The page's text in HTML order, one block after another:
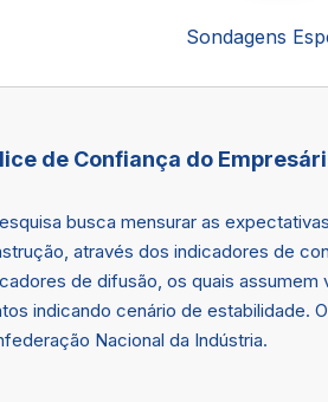
Sondagens
de Confiança do
busca mensurar as
através dos indicadores de
de difusão, os quais
indicando cenário de estabilidade.
Nacional da Indústria.